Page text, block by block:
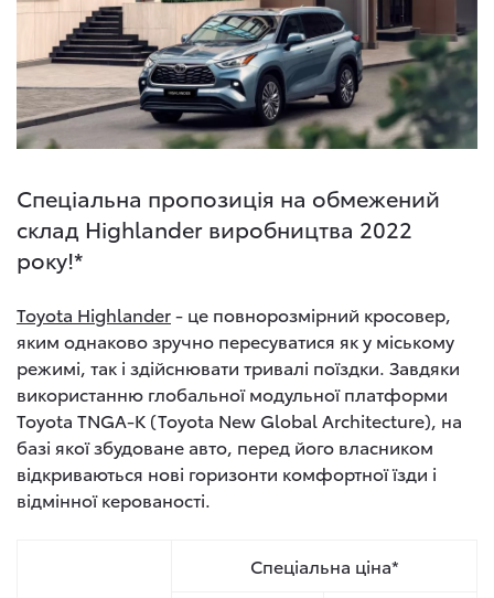
Спеціальна пропозиція на обмежений
склад Highlander виробництва 2022
року!*
Toyota Highlander- це повнорозмірний кросовер,
яким однаково зручно пересуватися як у міському
режимі, так і здійснювати тривалі поїздки. Завдяки
використанню глобальної модульної платформи
Toyota TNGA-K (Toyota New Global Architecture), на
базі якої збудоване авто, перед його власником
відкриваються нові горизонти комфортної їзди і
відмінної керованості.
Cпеціальна ціна*